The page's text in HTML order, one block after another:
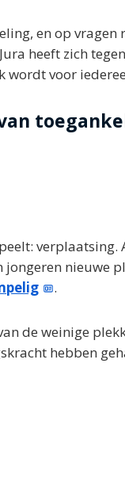
en op vragen
heeft zich
wordt voor
nieuwe
.
de weinige
hebben